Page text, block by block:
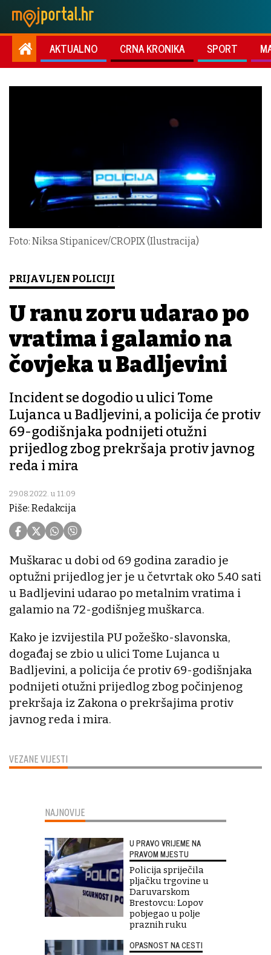
AKTUALNO CRNA KRONIKA SPORT
Foto: Niksa Stipanicev/CROPIX (Ilustracija)
PRIJAVLJEN POLICIJI
U ranu zoru udarao po
vratima i galamio na
čovjeka u Badljevini
Incident se dogodio u ulici Tome
Lujanca u Badljevini, a policija će protiv
69-godišnjaka podnijeti otužni
prijedlog zbog prekršaja protiv javnog
reda i mira
29.08.2022. u 11:09
Piše: Redakcija
VEZANE VIJESTI
Muškarac u dobi od 69 godina zaradio je
optužni prijedlog jer je u četvrtak oko 5.40 sati
u Badljevini udarao po metalnim vratima i
galamio na 72-godišnjeg muškarca.
Kako je izvijestila PU požeško-slavonska,
događaj se zbio u ulici Tome Lujanca u
Badljevini, a policija će protiv 69-godišnjaka
podnijeti otužni prijedlog zbog počinjenog
prekršaja iz Zakona o prekršajima protiv
javnog reda i mira.
NAJNOVIJE
U PRAVO VRIJEME NA
PRAVOM MJESTU
Policija spriječila
pljačku trgovine u
Daruvarskom
Brestovcu: Lopov
pobjegao u polje
praznih ruku
OPASNOST NA CESTI